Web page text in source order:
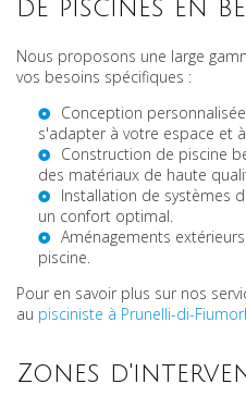
de piscines en
Nous proposons une large
vos besoins spécifiques :
Conception
s'adapter à votre espace et
Construction de piscine
des matériaux de haute
Installation de systèmes
un confort optimal.
Aménagements
piscine.
Pour en savoir plus sur nos
au pisciniste à Prunelli-di-
Zones